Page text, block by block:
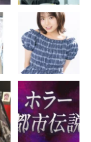
田中みな実